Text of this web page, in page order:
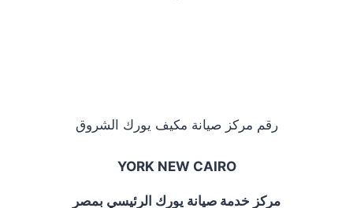
رقم مركز صيانة مكيف يورك الشروق
YORK NEW CAIRO
مركز خدمة صيانة يورك الرئيسي بمصر